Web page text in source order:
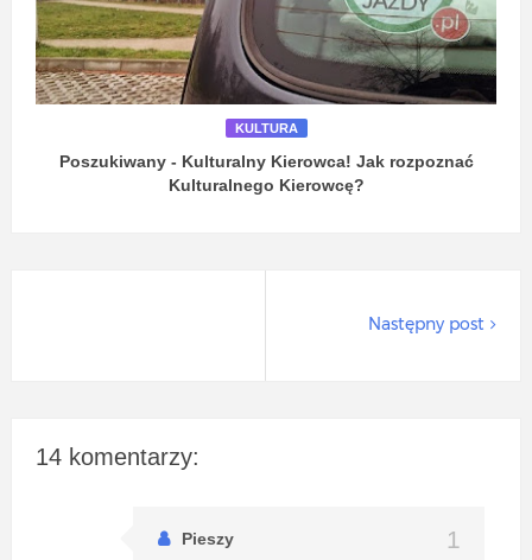
KULTURA
Poszukiwany - Kulturalny Kierowca! Jak rozpoznać
Kulturalnego Kierowcę?
Następny post
14 komentarzy:
Pieszy